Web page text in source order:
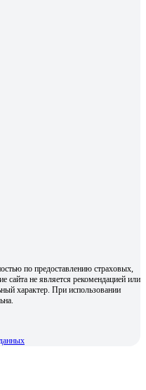
по предоставлению страховых,
сайта не является рекомендацией или
характер. При использовании